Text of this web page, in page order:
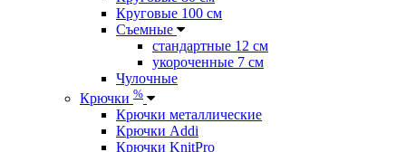
Круговые 100 см
Съемные
стандартные 12 см
укороченные 7 см
Чулочные
Крючки %
Крючки металлические
Крючки Addi
Крючки KnitPro